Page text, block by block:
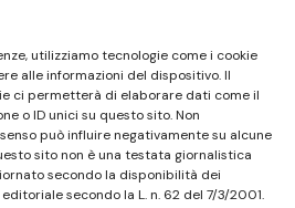
utilizziamo tecnologie come i cookie
alle informazioni del dispositivo. Il
ci permetterà di elaborare dati come il
o ID unici su questo sito. Non
può influire negativamente su alcune
sito non è una testata giornalistica
secondo la disponibilità dei
secondo la L. n. 62 del 7/3/2001.
essendo aggiornato
e la reperibilità dei materiali.
considerato in alcun modo
sensi della L. n. 62 del
riportati appartengono ai